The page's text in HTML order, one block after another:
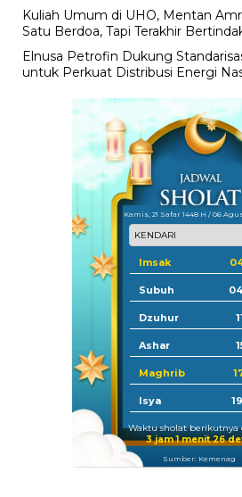
Kuliah Umum di UHO, Mentan
Satu Berdoa, Tapi Terakhir
Elnusa Petrofin Dukung
untuk Perkuat Distribusi Energi
Kamis, 21 Safar 1448 H / 06
Imsak
Subuh
Dzuhur
Ashar
Maghrib
Isya
Waktu sholat berikutnya
3 jam 1 menit 25
Sumber: Kemenag